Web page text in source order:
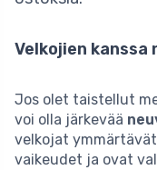
Velkojien
Jos olet taistellut
voi olla järkevää
velkojat
vaikeudet ja ovat